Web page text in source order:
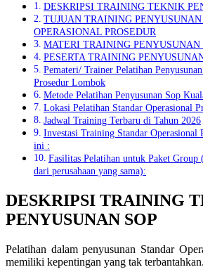
DESKRIPSI TRAINING TEKNIK
TUJUAN TRAINING
OPERASIONAL PROSEDUR
MATERI TRAINING PENYUSUNAN
PESERTA TRAINING
Pemateri/ Trainer Pelatihan
Prosedur Lombok
Metode Pelatihan Penyusunan Sop
Lokasi Pelatihan Standar Operasional
Jadwal Training Terbaru di Tahun 2026
Investasi Training Standar Operasional
ini :
Fasilitas Pelatihan untuk Paket
dari perusahaan yang sama):
DESKRIPSI TRAINING
PENYUSUNAN SOP
Pelatihan dalam penyusunan Standar
memiliki kepentingan yang tak terbantahkan.